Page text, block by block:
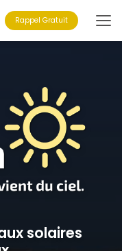
Rappel Gratuit
solaires